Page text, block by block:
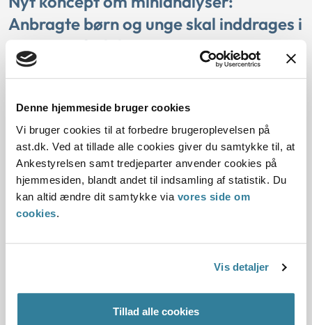
Denne hjemmeside bruger cookies
Vi bruger cookies til at forbedre brugeroplevelsen på
ast.dk. Ved at tillade alle cookies giver du samtykke til, at
Ankestyrelsen samt tredjeparter anvender cookies på
hjemmesiden, blandt andet til indsamling af statistik. Du
kan altid ændre dit samtykke via vores side om
cookies.
Vis detaljer
Tillad alle cookies
Anbragte børn og unge skal inddrages i
eget sagsforløb
Denne minianalyse handler om anbragte børn og unges
Ankestyrelsen for nyligt har lanceret. De kobler viden fra
Ankestyrelsens undersøgelser, principmeddelelser og
øvrige retskilder med viden fra Ankestatistikken på en
lettilgængelig måde.
Læs undersøgelsen
hovedresultater 2020-2022
Ankestyrelsen har i perioden fra 2020 til 2022 systematisk